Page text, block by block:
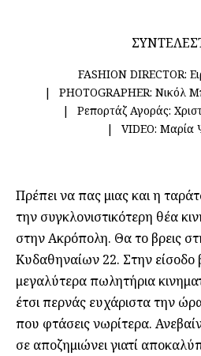
FASHION DIRECTOR:
PHOTOGRAPHER: Νικόλ
Ρεπορτάζ Αγοράς:
VIDEO: Μαρία
Πρέπει να πας μιας και η
την συγκλονιστικότερη θέα
στην Ακρόπολη. Θα το βρεις
Κυδαθηναίων 22. Στην είσοδο
μεγαλύτερα πωλητήρια
έτσι περνάς ευχάριστα την
που φτάσεις νωρίτερα.
σε αποζημιώνει γιατί